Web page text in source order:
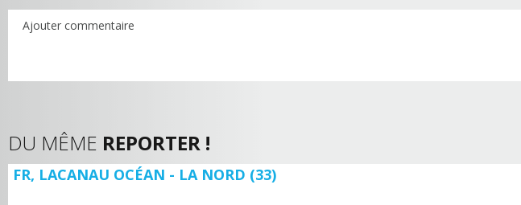
Ajouter commentaire
DU MÊME REPORTER !
FR, LACANAU OCÉAN - LA NORD (33)